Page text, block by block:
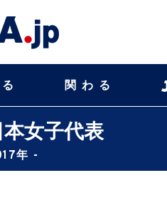
関わる
女子代表
年 -